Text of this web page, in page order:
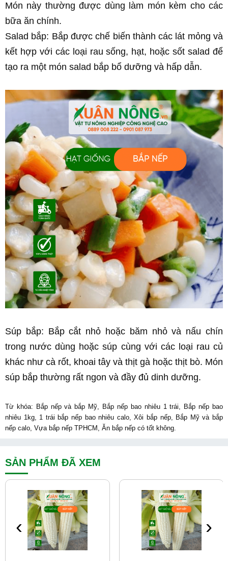
Món này thường được dùng làm món kèm cho các
bữa ăn chính.
Salad bắp: Bắp được chế biến thành các lát mỏng và
kết hợp với các loại rau sống, hạt, hoặc sốt salad để
tạo ra một món salad bắp bổ dưỡng và hấp dẫn.
Súp bắp: Bắp cắt nhỏ hoặc băm nhỏ và nấu chín
trong nước dùng hoặc súp cùng với các loại rau củ
khác như cà rốt, khoai tây và thịt gà hoặc thịt bò. Món
súp bắp thường rất ngon và đầy đủ dinh dưỡng.
Từ khóa: Bắp nếp và bắp Mỹ, Bắp nếp bao nhiêu 1 trái, Bắp nếp bao
nhiêu 1kg, 1 trái bắp nếp bao nhiêu calo, Xôi bắp nếp, Bắp Mỹ và bắp
nếp calo, Vựa bắp nếp TPHCM, Ăn bắp nếp có tốt không.
SẢN PHẨM ĐÃ XEM
‹ ›